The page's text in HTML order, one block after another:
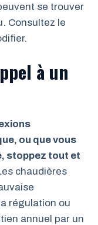
se trouver
Consultez le
à un
ou que vous
stoppez tout et
chaudières
régulation ou
annuel par un